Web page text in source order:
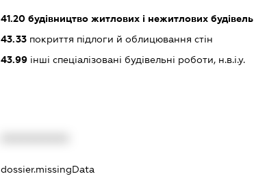
41.20будівництво житлових і нежитлових будівель
43.33покриття підлоги й облицювання стін
43.99інші спеціалізовані будівельні роботи, н.в.і.у.
dossier.missingData